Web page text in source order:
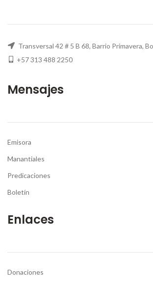
Transversal 42 # 5 B 68, Barrio Primavera,
+57 313 488 2250
Mensajes
Emisora
Manantiales
Predicaciones
Boletín
Enlaces
Donaciones